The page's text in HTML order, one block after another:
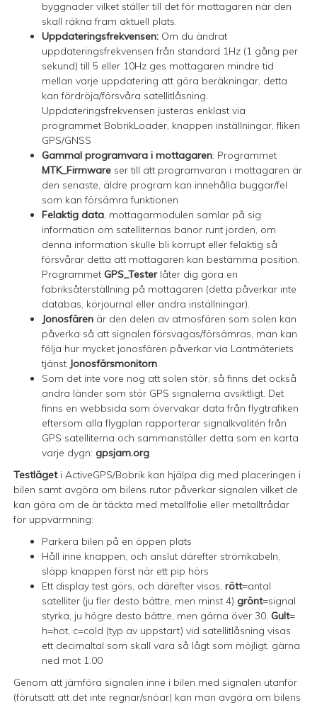
byggnader vilket ställer till det för mottagaren när den
skall räkna fram aktuell plats.
Uppdateringsfrekvensen: Om du ändrat
uppdateringsfrekvensen från standard 1Hz (1 gång per
sekund) till 5 eller 10Hz ges mottagaren mindre tid
mellan varje uppdatering att göra beräkningar, detta
kan fördröja/försvåra satellitlåsning.
Uppdateringsfrekvensen justeras enklast via
programmet BobrikLoader, knappen inställningar, fliken
GPS/GNSS
Gammal programvara i mottagaren: Programmet
MTK_Firmware ser till att programvaran i mottagaren är
den senaste, äldre program kan innehålla buggar/fel
som kan försämra funktionen
Felaktig data, mottagarmodulen samlar på sig
information om satelliternas banor runt jorden, om
denna information skulle bli korrupt eller felaktig så
försvårar detta att mottagaren kan bestämma position.
ProgrammetGPS_Testerlåter dig göra en
fabriksåterställning på mottagaren (detta påverkar inte
databas, körjournal eller andra inställningar).
Jonosfären är den delen av atmosfären som solen kan
påverka så att signalen försvagas/försämras, man kan
följa hur mycket jonosfären påverkar via Lantmäteriets
tjänst Jonosfärsmonitorn
Som det inte vore nog att solen stör, så finns det också
andra länder som stör GPS signalerna avsiktligt. Det
finns en webbsida som övervakar data från flygtrafiken
eftersom alla flygplan rapporterar signalkvalitén från
GPS satelliterna och sammanställer detta som en karta
varje dygn:gpsjam.org
Testlägeti ActiveGPS/Bobrik kan hjälpa dig med placeringen i
bilen samt avgöra om bilens rutor påverkar signalen vilket de
kan göra om de är täckta med metallfolie eller metalltrådar
för uppvärmning:
Parkera bilen på en öppen plats
Håll inne knappen, och anslut därefter strömkabeln,
släpp knappen först när ett pip hörs
Ett display test görs, och därefter visas,rött=antal
satelliter (ju fler desto bättre, men minst 4)grönt=signal
styrka, ju högre desto bättre, men gärna över 30.Gult=
h=hot, c=cold (typ av uppstart) vid satellitlåsning visas
ett decimaltal som skall vara så lågt som möjligt, gärna
ned mot 1.00
Genom att jämföra signalen inne i bilen med signalen utanför
(förutsatt att det inte regnar/snöar) kan man avgöra om bilens